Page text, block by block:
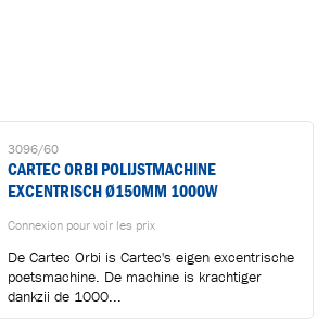
3096/60
CARTEC ORBI POLIJSTMACHINE
EXCENTRISCH Ø150MM 1000W
Connexion pour voir les prix
De Cartec Orbi is Cartec's eigen excentrische
poetsmachine. De machine is krachtiger
dankzij de 1000...